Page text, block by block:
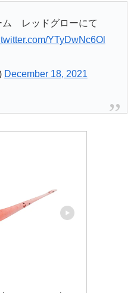
レッドグローにて
YTyDwNc6Ol
December 18, 2021